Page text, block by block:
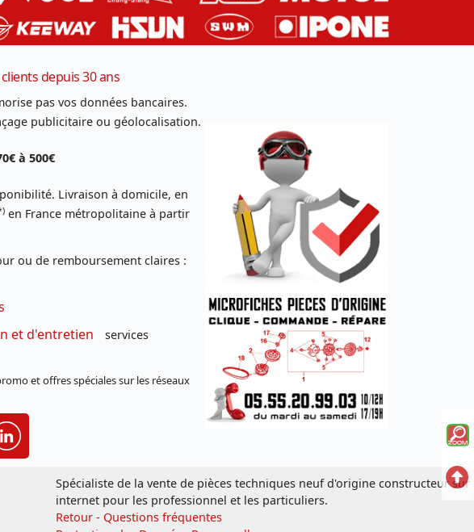
depuis 30 ans
pas vos données bancaires.
publicitaire ou géolocalisation.
à 500€
Livraison à domicile, en
en France métropolitaine à partir
ou de remboursement claires :
et d'entretien
services
et offres spéciales sur les réseaux
Spécialiste de la vente de pièces techniques neuf d'origine constructeur sur
internet pour les professionnel et les particuliers.
Retour - Questions fréquentes
la